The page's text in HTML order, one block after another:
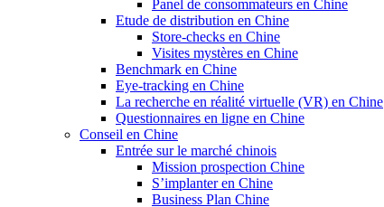
Panel de consommateurs en Chine
Etude de distribution en Chine
Store-checks en Chine
Visites mystères en Chine
Benchmark en Chine
Eye-tracking en Chine
La recherche en réalité virtuelle (VR) en Chine
Questionnaires en ligne en Chine
Conseil en Chine
Entrée sur le marché chinois
Mission prospection Chine
S’implanter en Chine
Business Plan Chine